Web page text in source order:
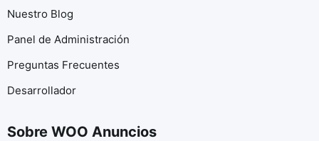
Nuestro Blog
Panel de Administración
Preguntas Frecuentes
Desarrollador
Sobre WOO Anuncios